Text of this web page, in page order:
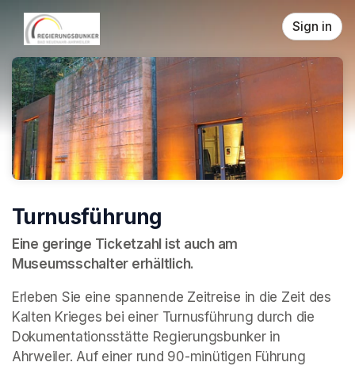
Skip header
Sign in
Turnusführung
Eine geringe Ticketzahl ist auch am
Museumsschalter erhältlich.
Erleben Sie eine spannende Zeitreise in die Zeit des
Kalten Krieges bei einer Turnusführung durch die
Dokumentationsstätte Regierungsbunker in
Ahrweiler. Auf einer rund 90-minütigen Führung